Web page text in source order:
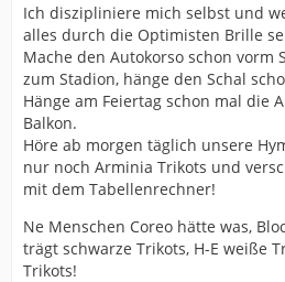
Ich diszipliniere mich selbst und
alles durch die Optimisten Brille
Mache den Autokorso schon vorm
zum Stadion, hänge den Schal
Hänge am Feiertag schon mal die
Balkon.
Höre ab morgen täglich unsere
nur noch Arminia Trikots und
mit dem Tabellenrechner!
Ne Menschen Coreo hätte was,
trägt schwarze Trikots, H-E weiße
Trikots!